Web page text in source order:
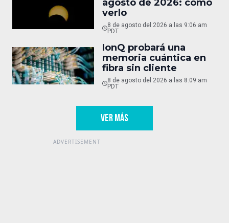
agosto de 2026: cómo
verlo
8 de agosto del 2026 a las 9:06 am
PDT
IonQ probará una
memoria cuántica en
fibra sin cliente
8 de agosto del 2026 a las 8:09 am
PDT
VER MÁS